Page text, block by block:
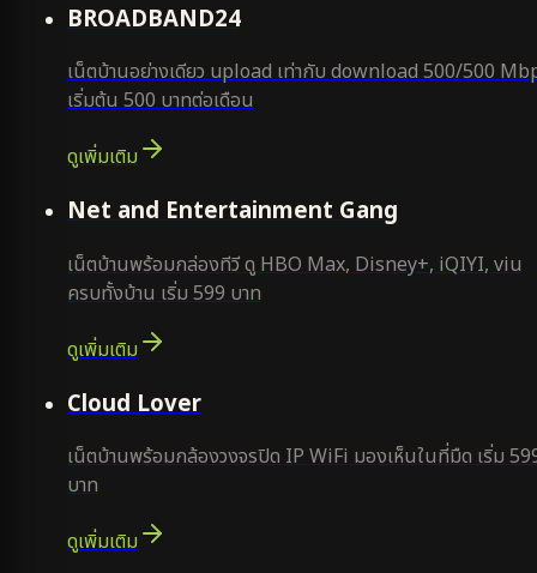
BROADBAND24
เน็ตบ้านอย่างเดียว upload เท่ากับ download 500/500
เริ่มต้น 500 บาทต่อเดือน
ดูเพิ่มเติม
Net and Entertainment Gang
เน็ตบ้านพร้อมกล่องทีวี ดู HBO Max, Disney+, iQIYI, viu
ครบทั้งบ้าน เริ่ม 599 บาท
ดูเพิ่มเติม
Cloud Lover
เน็ตบ้านพร้อมกล้องวงจรปิด IP WiFi มองเห็นในที่มืด เริ่ม
บาท
ดูเพิ่มเติม